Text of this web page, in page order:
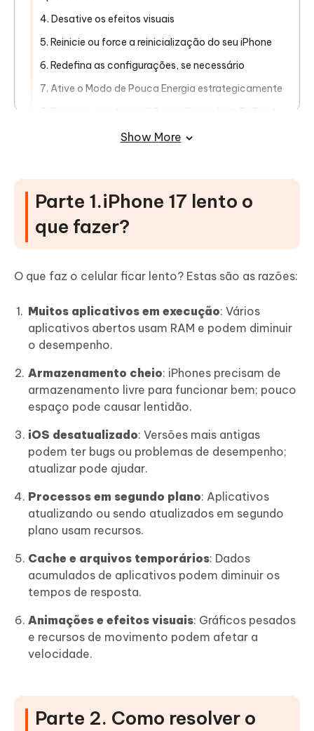
4. Desative os efeitos visuais
5. Reinicie ou force a reinicialização do seu iPhone
6. Redefina as configurações, se necessário
7. Ative o Modo de Pouca Energia estrategicamente
9. Considere substituir a bateria
problema iPhone 17 lento
Parte 4. FAQs sobre iPhone 17 lento
Show More
Parte 1.iPhone 17 lento o
que fazer?
O que faz o celular ficar lento? Estas são as razões:
Muitos aplicativos em execução: Vários
aplicativos abertos usam RAM e podem diminuir
o desempenho.
Armazenamento cheio: iPhones precisam de
armazenamento livre para funcionar bem; pouco
espaço pode causar lentidão.
iOS desatualizado: Versões mais antigas
podem ter bugs ou problemas de desempenho;
atualizar pode ajudar.
Processos em segundo plano: Aplicativos
atualizando ou sendo atualizados em segundo
plano usam recursos.
Cache e arquivos temporários: Dados
acumulados de aplicativos podem diminuir os
tempos de resposta.
Animações e efeitos visuais: Gráficos pesados
e recursos de movimento podem afetar a
velocidade.
Parte 2. Como resolver o